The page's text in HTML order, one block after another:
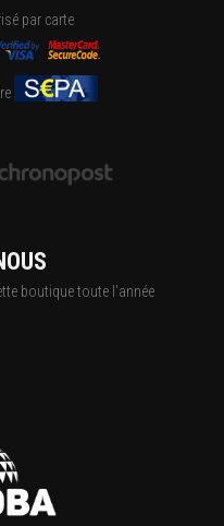
par carte
boutique toute l'année